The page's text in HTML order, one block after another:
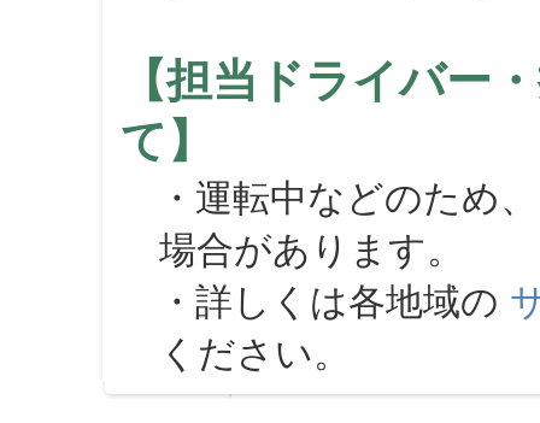
【担当ドライバー
て】
・運転中などのため
場合があります。
・詳しくは各地域の
ください。